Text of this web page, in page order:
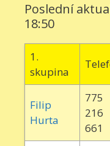
Poslední
18:50
1.
skupina
Filip
Hurta
775
216
661